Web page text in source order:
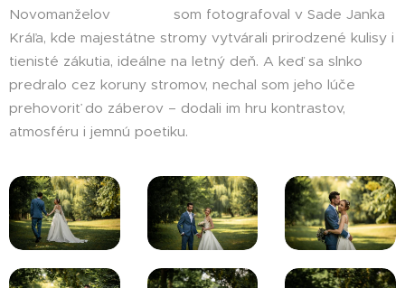
Novomanželov 🤵💘👰‍♀️ som fotografoval v Sade Janka
Kráľa, kde majestátne stromy vytvárali prirodzené kulisy i
tienisté zákutia, ideálne na letný deň. A keď sa slnko
predralo cez koruny stromov, nechal som jeho lúče
prehovoriť do záberov – dodali im hru kontrastov,
atmosféru i jemnú poetiku.